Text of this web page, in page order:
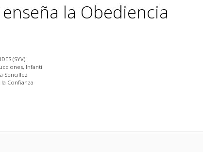
enseña la Obediencia
(SYV)
, Infantil
Sencillez
Confianza